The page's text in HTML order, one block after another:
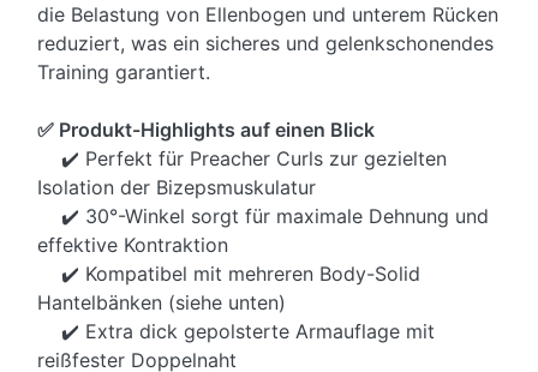
die Belastung von Ellenbogen und unterem Rücken
reduziert, was ein sicheres und gelenkschonendes
Training garantiert.
✅ Produkt-Highlights auf einen Blick
✔️ Perfekt für Preacher Curls zur gezielten
Isolation der Bizepsmuskulatur
✔️ 30°-Winkel sorgt für maximale Dehnung und
effektive Kontraktion
✔️ Kompatibel mit mehreren Body-Solid
Hantelbänken (siehe unten)
✔️ Extra dick gepolsterte Armauflage mit
reißfester Doppelnaht